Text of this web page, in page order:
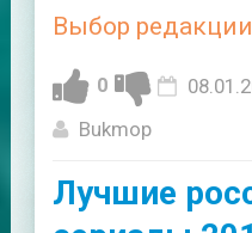
Выбор
0
Bukmop
Лучшие